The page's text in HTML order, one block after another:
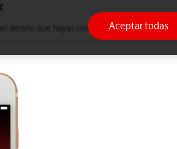
desvío que hayas configurado.Aceptar todas